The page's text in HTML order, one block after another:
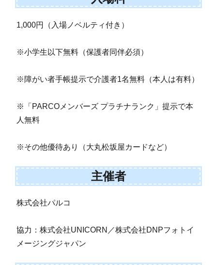
1,000円（入場ノベルティ付き）
※小学生以下無料（保護者同伴必須）
※障がい者手帳提示で介護者1名無料（本人は有料）
※「PARCOメンバーズ プラチナランク」提示で本
人無料
※その他優待あり（大丸松坂屋カードなど）
主催者
株式会社パルコ
協力：株式会社UNICORN／株式会社DNPフォトイ
メージングジャパン